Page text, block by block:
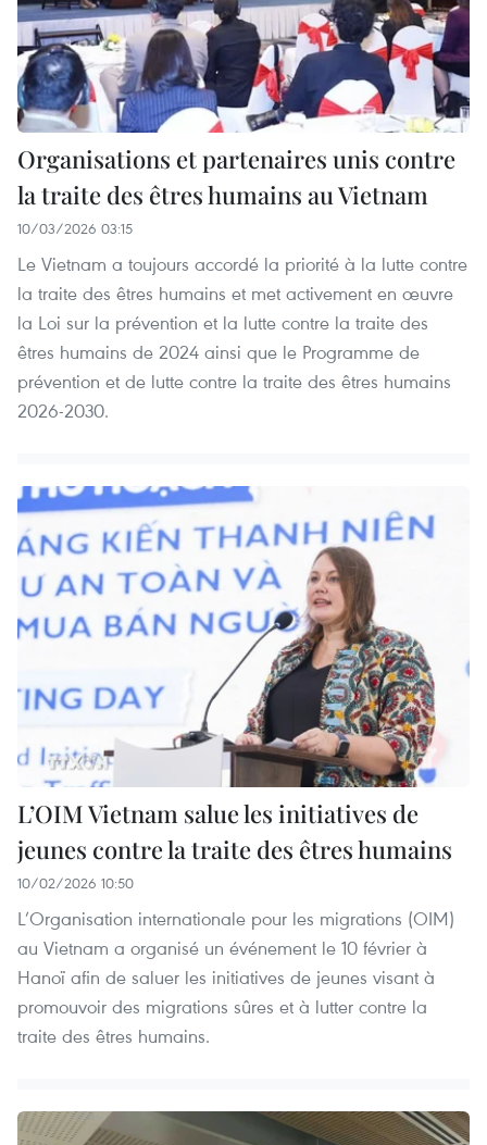
Organisations et partenaires unis contre
la traite des êtres humains au Vietnam
10/03/2026 03:15
Le Vietnam a toujours accordé la priorité à la lutte contre
la traite des êtres humains et met activement en œuvre
la Loi sur la prévention et la lutte contre la traite des
êtres humains de 2024 ainsi que le Programme de
prévention et de lutte contre la traite des êtres humains
2026-2030.
L’OIM Vietnam salue les initiatives de
jeunes contre la traite des êtres humains
10/02/2026 10:50
L’Organisation internationale pour les migrations (OIM)
au Vietnam a organisé un événement le 10 février à
Hanoï afin de saluer les initiatives de jeunes visant à
promouvoir des migrations sûres et à lutter contre la
traite des êtres humains.